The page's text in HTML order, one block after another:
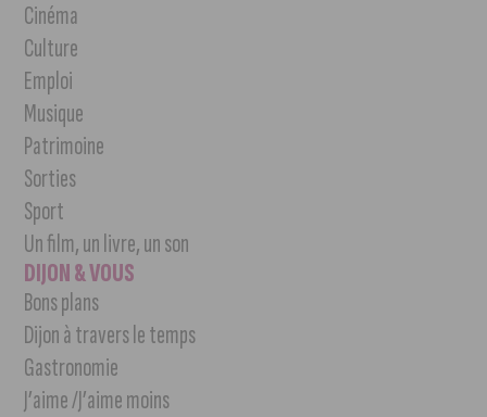
Cinéma
Culture
Emploi
Musique
Patrimoine
Sorties
Sport
Un film, un livre, un son
DIJON & VOUS
Bons plans
Dijon à travers le temps
Gastronomie
J’aime /J’aime moins